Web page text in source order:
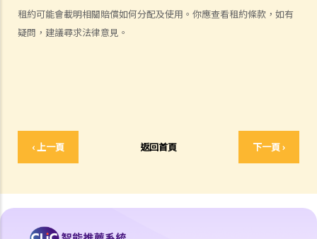
租約可能會載明相關賠償如何分配及使用。你應查看租約條款，如有
疑問，建議尋求法律意見。
‹ 上一頁 返回首頁 下一頁 ›
何謂「人身傷害」？
我受傷後，何時可提出申索？
3. 申索陳述書
4. 損害賠償陳述書
6. 證明書（收費安排）
7. 屬實申述
8. 委託專家擬備報告的守則